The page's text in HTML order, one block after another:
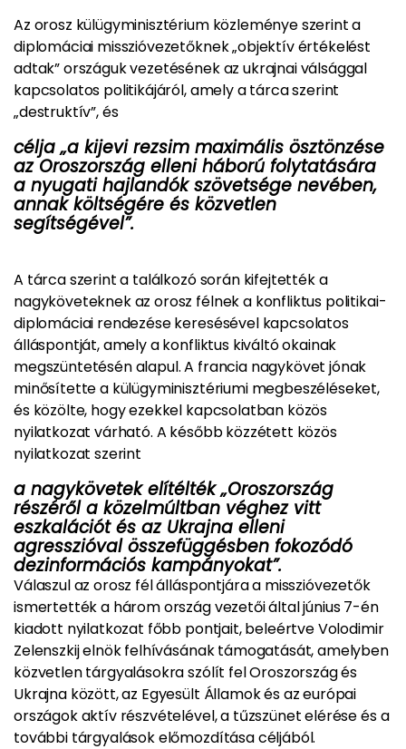
Az orosz külügyminisztérium közleménye szerint a
diplomáciai misszióvezetőknek „objektív értékelést
adtak” országuk vezetésének az ukrajnai válsággal
kapcsolatos politikájáról, amely a tárca szerint
„destruktív”, és
célja „a kijevi rezsim maximális ösztönzése
az Oroszország elleni háború folytatására
a nyugati hajlandók szövetsége nevében,
annak költségére és közvetlen
segítségével”.
A tárca szerint a találkozó során kifejtették a
nagyköveteknek az orosz félnek a konfliktus politikai-
diplomáciai rendezése keresésével kapcsolatos
álláspontját, amely a konfliktus kiváltó okainak
megszüntetésén alapul. A francia nagykövet jónak
minősítette a külügyminisztériumi megbeszéléseket,
és közölte, hogy ezekkel kapcsolatban közös
nyilatkozat várható. A később közzétett közös
nyilatkozat szerint
a nagykövetek elítélték „Oroszország
részéről a közelmúltban véghez vitt
eszkalációt és az Ukrajna elleni
agresszióval összefüggésben fokozódó
dezinformációs kampányokat”.
Válaszul az orosz fél álláspontjára a misszióvezetők
ismertették a három ország vezetői által június 7-én
kiadott nyilatkozat főbb pontjait, beleértve Volodimir
Zelenszkij elnök felhívásának támogatását, amelyben
közvetlen tárgyalásokra szólít fel Oroszország és
Ukrajna között, az Egyesült Államok és az európai
országok aktív részvételével, a tűzszünet elérése és a
további tárgyalások előmozdítása céljából.